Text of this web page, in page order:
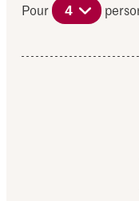
Pour 4